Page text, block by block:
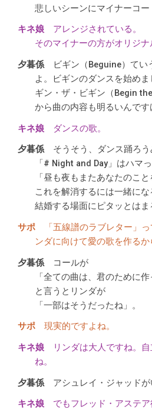
悲しいシーンにマイナーコー
アレンジされている。
そのマイナーの方がオリジナ
ビギン（Beguine）てい
よ。ビギンのダンスを始め
ギン・ザ・ビギン（Begin
から曲の内容も明るいんです
ダンスの歌。
そうそう、ダンス踊ろう
「# Night and Day」はハマ
「昼も夜もまたあなたのこ
これを解消するには一緒にな
結婚する場面にピタッとはま
「五線譜のラブレター」
ンダに向けて愛の歌を作るか
コールが
「全ての曲は、君のために作
と言うとリンダが
「一部はそうだったね」。
現実的ですよね。
リンダは大人ですね。
ね。
アシュレイ・ジャッドが
でもフレッド・アステア